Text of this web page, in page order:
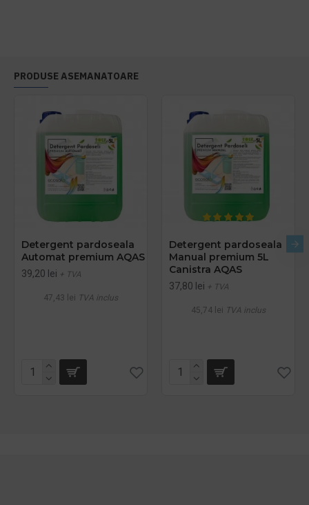
PRODUSE ASEMANATOARE
Detergent pardoseala
Automat premium AQAS
39,20 lei + TVA
47,43 lei TVA inclus
Detergent pardoseala
Manual premium 5L
Canistra AQAS
37,80 lei + TVA
45,74 lei TVA inclus